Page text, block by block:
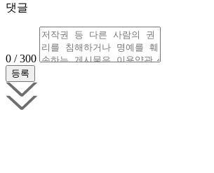
댓글
0 / 300